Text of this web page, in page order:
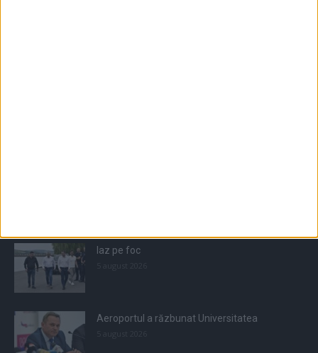
Iaz pe foc
Aeroportul a răzbunat Universitatea